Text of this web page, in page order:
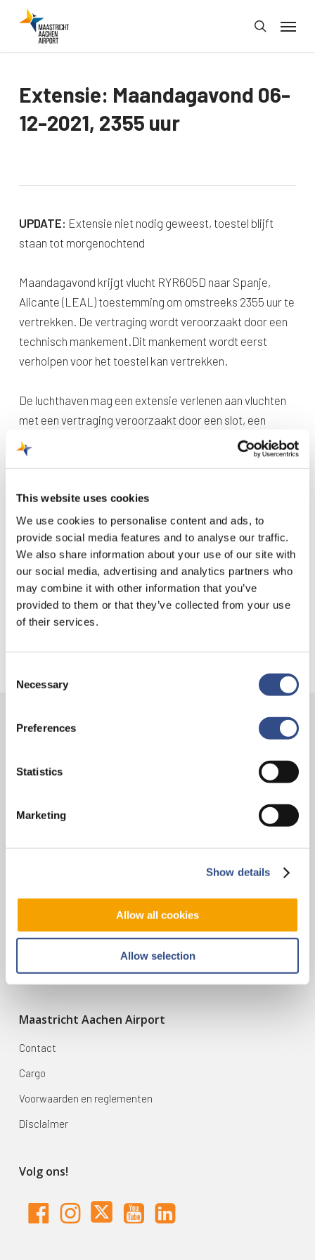
This website uses cookies
We use cookies to personalise content and ads, to
provide social media features and to analyse our traffic.
We also share information about your use of our site with
our social media, advertising and analytics partners who
may combine it with other information that you’ve
provided to them or that they’ve collected from your use
of their services.
Selection
Necessary
Preferences
Statistics
Marketing
Show details
Allow all cookies
Allow selection
search
Menu
Extensie: Maandagavond 06-
12-2021, 2355 uur
UPDATE: Extensie niet nodig geweest, toestel blijft
staan tot morgenochtend
Maandagavond krijgt vlucht RYR605D naar Spanje,
Alicante (LEAL) toestemming om omstreeks 2355 uur te
vertrekken. De vertraging wordt veroorzaakt door een
technisch mankement.Dit mankement wordt eerst
verholpen voor het toestel kan vertrekken.
De luchthaven mag een extensie verlenen aan vluchten
met een vertraging veroorzaakt door een slot, een
technisch mankement of slechte weersomstandigheden
onderweg. De Inspectie voor Leefomgeving en
Een slot is de tijdperiode waarin een toestel mag
vertrekken of landen vanaf een luchthaven. Een ATC-slot
wordt opgelegd door de luchtverkeersleiding (Air Traffic
Control). Zij houden bij het toekennen van slots onder
andere rekening met de capaciteit in het luchtruim en
streven een zo optimale doorstroming van het
luchtverkeer na. Hierdoor kan het zijn dat vluchten later
infodesk@maa.nl
Vluchten
Zoek & Boek
Maastricht Aachen Airport
Contact
Cargo
Voorwaarden en reglementen
Disclaimer
Volg ons!